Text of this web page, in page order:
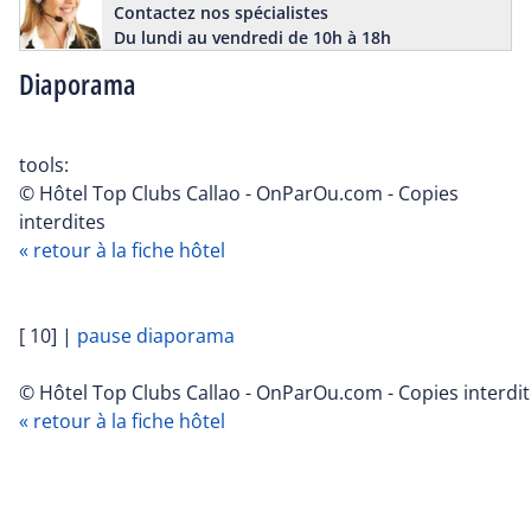
Diaporama
Contactez nos spécialistes
Du lundi au vendredi de 10h à 18h
tools:
© Hôtel Top Clubs Callao - OnParOu.com - Copies
interdites
« retour à la fiche hôtel
[ 10] | pause diaporama
© Hôtel Top Clubs Callao - OnParOu.com - Copies
« retour à la fiche hôtel